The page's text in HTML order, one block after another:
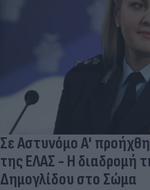
Σε Αστυνόμο Α'
της ΕΛΑΣ - Η διαδρομή
Δημογλίδου στο Σώμα